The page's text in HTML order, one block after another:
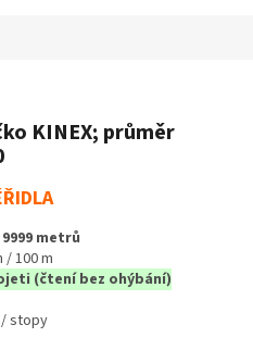
KINEX; průměr
metrů
/ 100 m
(čtení bez ohýbání)
stopy